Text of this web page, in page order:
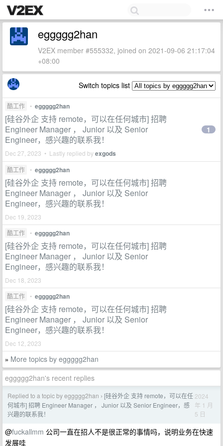
eggggg2han
V2EX member #555332, joined on 2021-09-06 21:17:04
+08:00
Switch topics list
酷工作 • eggggg2han
[硅谷外企 支持 remote，可以在任何城市] 招聘
Engineer Manager ， Junior 以及 Senior
Engineer，感兴趣的联系我！
Dec 27, 2023 • Lastly replied byexgods
1
酷工作 • eggggg2han
[硅谷外企 支持 remote，可以在任何城市] 招聘
Engineer Manager ， Junior 以及 Senior
Engineer，感兴趣的联系我！
Dec 19, 2023
酷工作
• eggggg2han
[硅谷外企 支持 remote，可以在任何城市] 招聘
Engineer Manager ， Junior 以及 Senior
Engineer，感兴趣的联系我！
Dec 18, 2023
酷工作
• eggggg2han
[硅谷外企 支持 remote，可以在任何城市] 招聘
Engineer Manager ， Junior 以及 Senior
Engineer，感兴趣的联系我！
Dec 12, 2023
» More topics by eggggg2han
eggggg2han's recent replies
Replied to a topic by eggggg2han › [硅谷外企 支持 remote，可以在任
何城市] 招聘 Engineer Manager ， Junior 以及 Senior Engineer，感
兴趣的联系我！
2024
年 1 月
5 日
@fuckallmm 公司一直在招人不是很正常的事情吗，说明业务在快速
发展哇